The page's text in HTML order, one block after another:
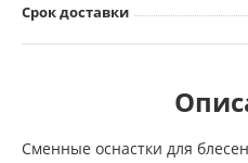
Срок доставки
Сменные оснастки для